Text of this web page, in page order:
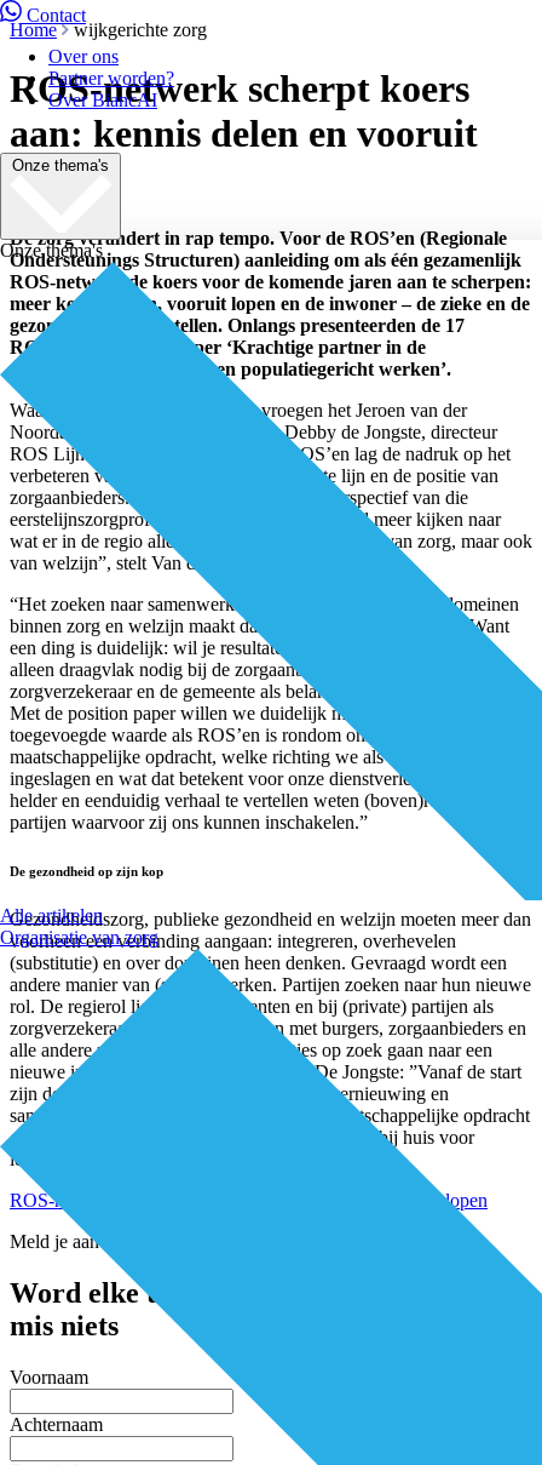
Contact
Over ons
Partner worden?
Over BiancAI
Onze thema's
Onze thema's
Alle artikelen
Organisatie van zorg
Home wijkgerichte zorg
ROS-netwerk scherpt koers
aan: kennis delen en vooruit
lopen
De zorg verandert in rap tempo. Voor de ROS’en (Regionale
Ondersteunings Structuren) aanleiding om als één gezamenlijk
ROS-netwerk de koers voor de komende jaren aan te scherpen:
meer kennis delen, vooruit lopen en de inwoner – de zieke en de
gezonde – centraal stellen. Onlangs presenteerden de 17
ROS’en de position paper ‘Krachtige partner in de
transformatie naar wijk- en populatiegericht werken’.
Waarom een position paper? We vroegen het Jeroen van der
Noordaa, directeur ROS ZONH en Debby de Jongste, directeur
ROS Lijn1. “De eerste jaren van de ROS’en lag de nadruk op het
verbeteren van de organisatie van de eerste lijn en de positie van
zorgaanbieders. Dat deden we vanuit het perspectief van die
eerstelijnszorgprofessional. Nu moeten we veel meer kijken naar
wat er in de regio allemaal gebeurt op het gebied van zorg, maar ook
van welzijn”, stelt Van der Noordaa.
“Het zoeken naar samenwerking tussen de verschillende domeinen
binnen zorg en welzijn maakt dat ons blikveld groter wordt. Want
een ding is duidelijk: wil je resultaten bereiken, dan heb je niet
alleen draagvlak nodig bij de zorgaanbieder, maar ook bij de
zorgverzekeraar en de gemeente als belangrijke inkopende partij.
Met de position paper willen we duidelijk maken wat onze
toegevoegde waarde als ROS’en is rondom onze gezamenlijke
maatschappelijke opdracht, welke richting we als 17 ROS’en nu zijn
ingeslagen en wat dat betekent voor onze dienstverlening. Door een
helder en eenduidig verhaal te vertellen weten (boven)regionale
partijen waarvoor zij ons kunnen inschakelen.”
De gezondheid op zijn kop
Gezondheidszorg, publieke gezondheid en welzijn moeten meer dan
voorheen een verbinding aangaan: integreren, overhevelen
(substitutie) en over domeinen heen denken. Gevraagd wordt een
andere manier van (samen)werken. Partijen zoeken naar hun nieuwe
rol. De regierol ligt nu bij gemeenten en bij (private) partijen als
zorgverzekeraars. Zij moeten samen met burgers, zorgaanbieders en
alle andere zorg- en welzijnsorganisaties op zoek gaan naar een
nieuwe invulling van gezondheidszorg. De Jongste: ”Vanaf de start
zijn de ROS’en al bezig met verandering, vernieuwing en
samenwerking. Met elkaar hebben we de maatschappelijke opdracht
om te streven naar zinnige en zuinige zorg dicht bij huis voor
iedereen.”
ROS-netwerk scherpt koers aan: kennis delen en vooruit lopen
Meld je aan voor de nieuwsbrief
Word elke twee weken geïnspireerd en
mis niets
Voornaam
Achternaam